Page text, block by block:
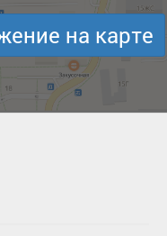
на карте